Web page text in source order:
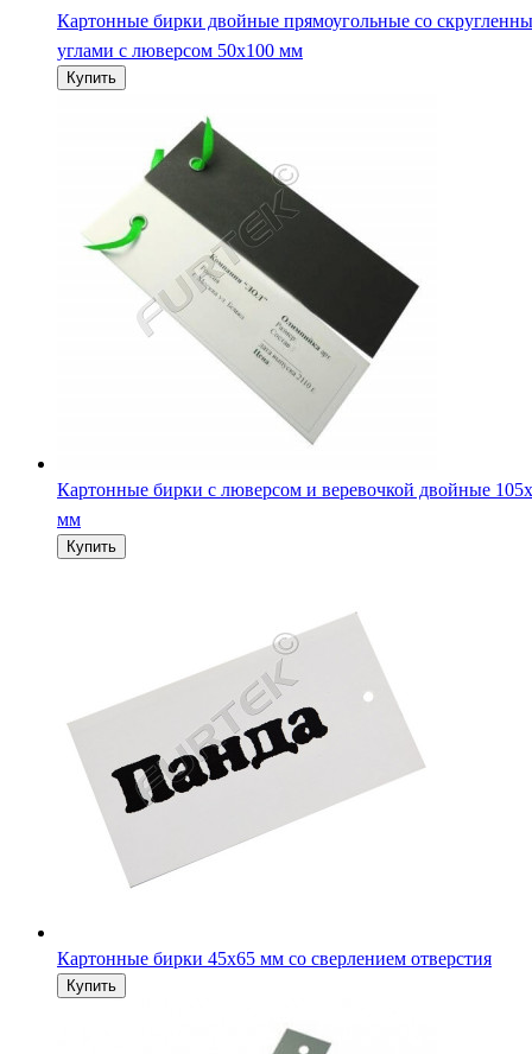
Картонные бирки с люверсом и веревочкой двойные
мм
Картонные бирки 45х65 мм со сверлением отверстия
Картонные бирки 130х20 мм удлиненные из мелованного
картона с отверстием